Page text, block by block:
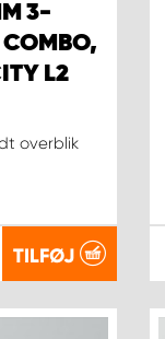
3-
COMBO,
L2
overblik
TILFØJ